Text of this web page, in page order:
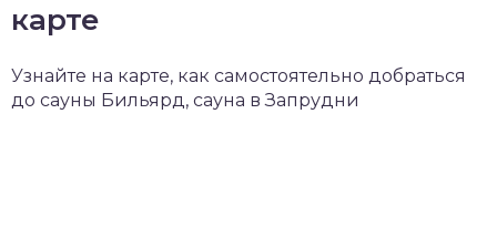
карте
Узнайте на карте, как самостоятельно добраться
до сауны Бильярд, сауна в Запрудни